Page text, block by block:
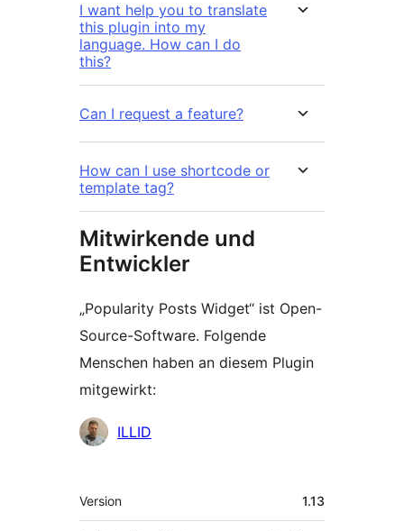
I want help you to translate
this plugin into my
language. How can I do
this?
Can I request a feature?
How can I use shortcode or
template tag?
Mitwirkende und
Entwickler
„Popularity Posts Widget“ ist Open-
Source-Software. Folgende
Menschen haben an diesem Plugin
mitgewirkt:
Mitwirkende
ILLID
Meta
Version 1.13